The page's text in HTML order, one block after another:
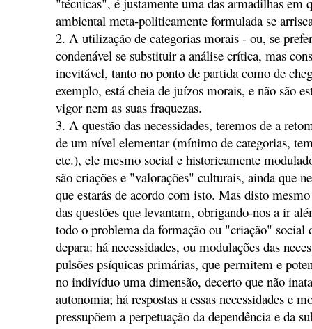
ambiental meta-politicamente formulada se
2. A utilização de categorias morais - ou, se
condenável se substituir a análise crítica, mas
inevitável, tanto no ponto de partida como de
exemplo, está cheia de juízos morais, e não são
vigor nem as suas fraquezas.
3. A questão das necessidades, teremos de a
de um nível elementar (mínimo de categorias,
etc.), ele mesmo social e historicamente
são criações e "valorações" culturais, ainda que
que estarás de acordo com isto. Mas disto
das questões que levantam, obrigando-nos a ir
todo o problema da formação ou "criação" social
depara: há necessidades, ou modulações das
pulsões psíquicas primárias, que permitem e
no indivíduo uma dimensão, decerto que não
autonomia; há respostas a essas necessidades e
pressupõem a perpetuação da dependência e da